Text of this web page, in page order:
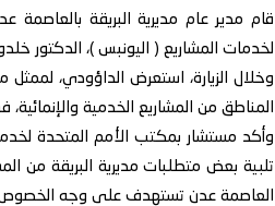
قام مدير عام مديرية البريقة
لخدمات المشاريع ( اليونبس )، الدكتور
وخلال الزيارة، استعرض الداؤودي،
المناطق من المشاريع الخدمية
وأكد مستشار بمكتب الأمم المتحدة
تلبية بعض متطلبات مديرية البريقة من
العاصمة عدن تستهدف على وجه الخصوص